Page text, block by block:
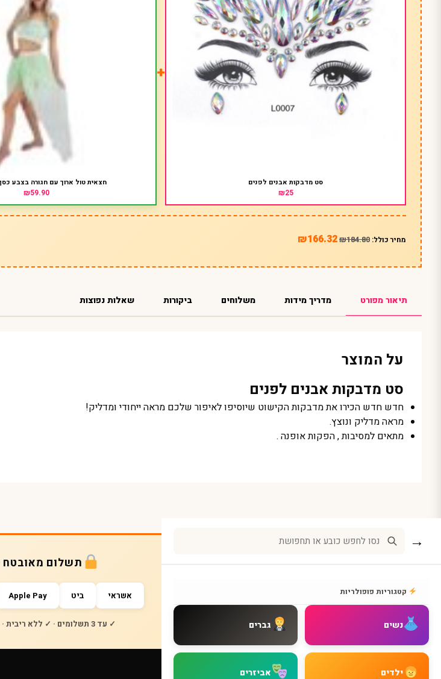
סט מדבקות אבנים לפנים
₪25
+
חצאית טול ארוך עם חגורה בצבע
₪59.90
מחיר כולל: ₪184.80
₪166.32
תיאור מפורט מדריך מידות משלוחים ביקורות שאלות נפוצות
על המוצר
סט מדבקות אבנים לפנים
חדש חדש הכירו את מדבקות הקישוט שיוסיפו לאיפור שלכם מראה ייחודי ומדליק!
מראה מדליק ונוצץ.
מתאים למסיבות , הפקות אופנה .
תשלום מאובטח ·
אשראי ביט Apple Pay
✓ עד 3 תשלומים · ✓ ללא ריבית · ✓ ניתן לפצל
→
קטגוריות פופולריות
נשים גברים
ילדים אביזרים